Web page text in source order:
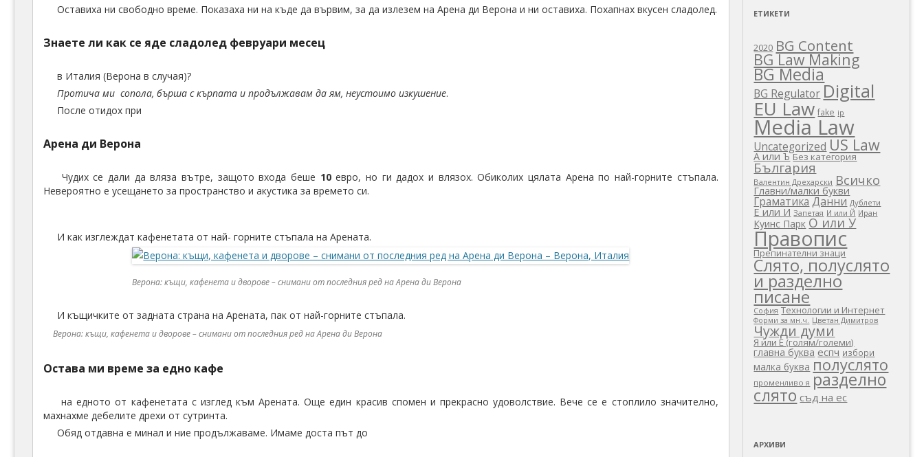
Оставиха ни свободно време. Показаха ни на къде да вървим, за да излезем на Арена ди Верона и ни оставиха. Похапнах вкусен сладолед.
Знаете ли как се яде сладолед февруари месец
в Италия (Верона в случая)?
Протича ми сопола, бърша с кърпата и продължавам да ям, неустоимо изкушение.
После отидох при
Арена ди Верона
Чудих се дали да вляза вътре, защото входа беше 10евро, но ги дадох и влязох. Обиколих цялата Арена по най-горните стъпала.
Невероятно е усещането за пространство и акустика за времето си.
И как изглеждат кафенетата от най- горните стъпала на Арената.
Верона: къщи, кафенета и дворове – снимани от последния ред на Арена ди Верона
И къщичките от задната страна на Арената, пак от най-горните стъпала.
Верона: къщи, кафенета и дворове – снимани от последния ред на Арена ди Верона
Остава ми време за едно кафе
на едното от кафенетата с изглед към Арената. Още един красив спомен и прекрасно удоволствие. Вече се е стоплило значително,
махнахме дебелите дрехи от сутринта.
Обяд отдавна е минал и ние продължаваме. Имаме доста път до
ЕТИКЕТИ
2020 BG Content
BG Law Making
BG Media
BG Regulator Digital
EU Law fake ip
Media Law
Uncategorized US Law
А или Ъ Без категория
България
Валентин Дрехарски Всичко
Главни/малки букви
Граматика Данни Дублети
Е или И Запетая И или Й Иран
Куинс Парк О или У
Правопис
Препинателни знаци
Слято, полуслято
и разделно
писане
София Технологии и Интернет
Форми за мн.ч. Цветан Димитров
Чужди думи
Я или Е (голям/големи)
главна буква еспч избори
малка буква полуслято
променливо я разделно
слято съд на ес
АРХИВИ